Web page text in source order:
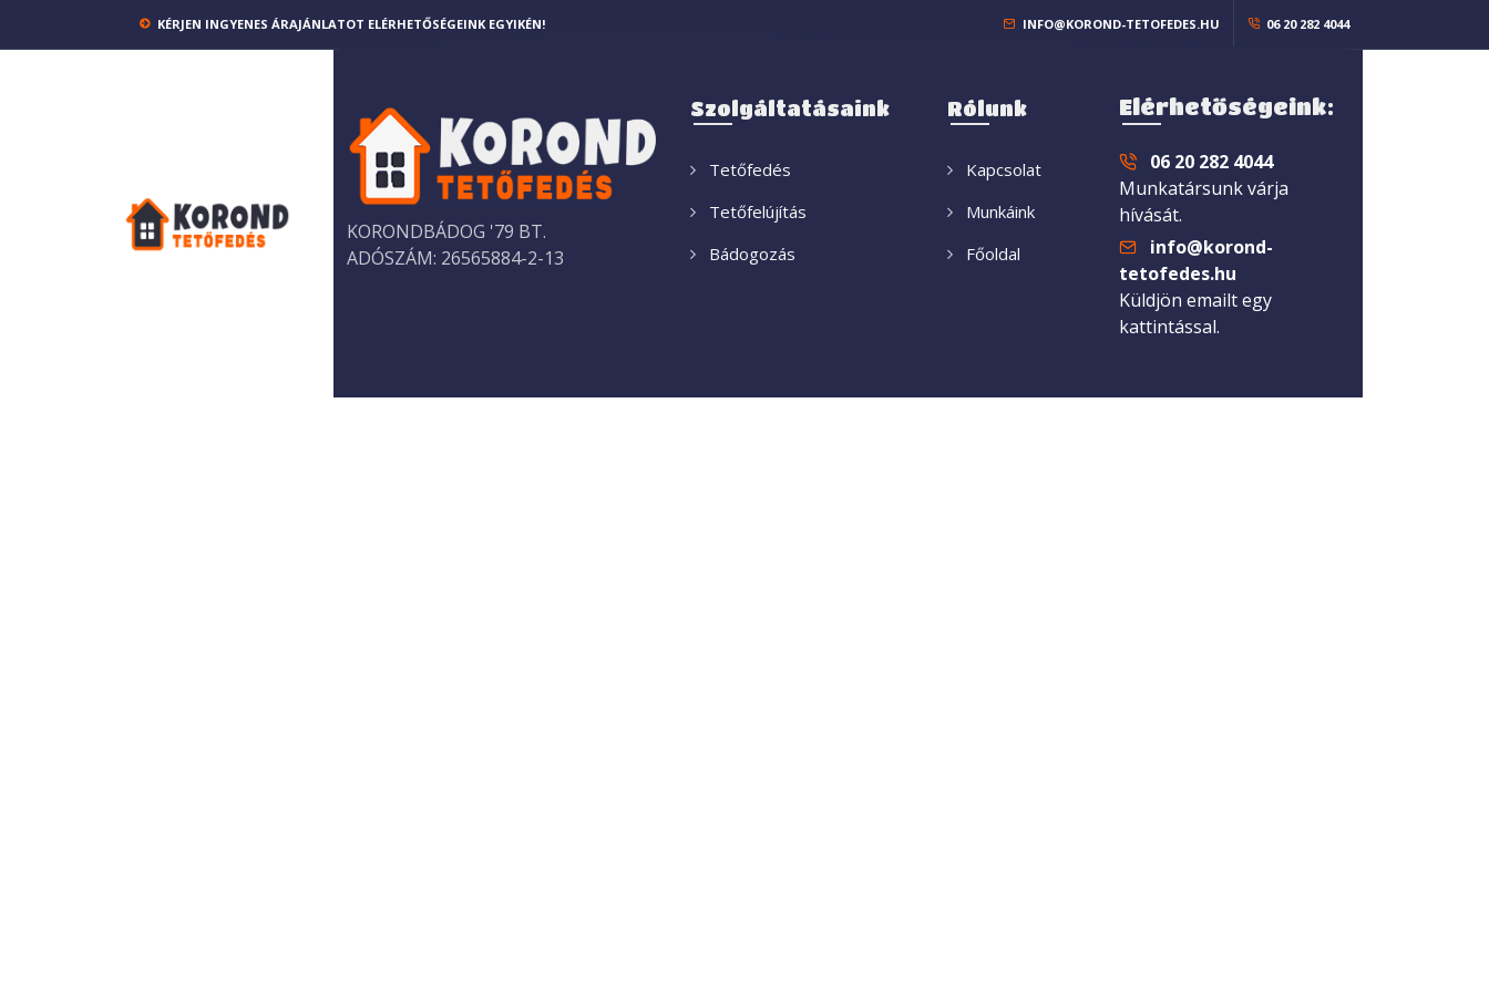
KÉRJEN INGYENES ÁRAJÁNLATOT ELÉRHETŐSÉGEINK EGYIKÉN! INFO@KOROND-TETOFEDES.HU 06 20 282 4044
KORONDBÁDOG '79 BT.
ADÓSZÁM: 26565884-2-13
Szolgáltatásaink
Tetőfedés
Tetőfelújítás
Bádogozás
Rólunk
Kapcsolat
Munkáink
Főoldal
Elérhetőségeink:
06 20 282 4044
Munkatársunk várja
hívását.
info@korond-
tetofedes.hu
Küldjön emailt egy
kattintással.